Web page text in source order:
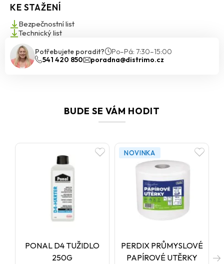
KE STAŽENÍ
Bezpečnostní list
Technický list
Potřebujete poradit?
Po–Pá: 7:30–15:00
541 420 850
poradna@distrimo.cz
BUDE SE VÁM HODIT
PONAL D4 TUŽIDLO
250G
NOVINKA
PERDIX PRŮMYSLOVÉ
PAPÍROVÉ UTĚRKY